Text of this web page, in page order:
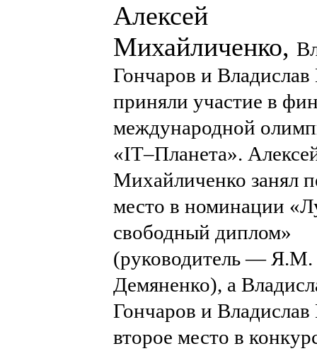
Алексей
Михайличенко,
Гончаров и Владислав
приняли участие в
международной
«IT–Планета».
Михайличенко занял
место в номинации
свободный диплом»
(руководитель — Я.М.
Демяненко), а
Гончаров и Владислав
второе место в